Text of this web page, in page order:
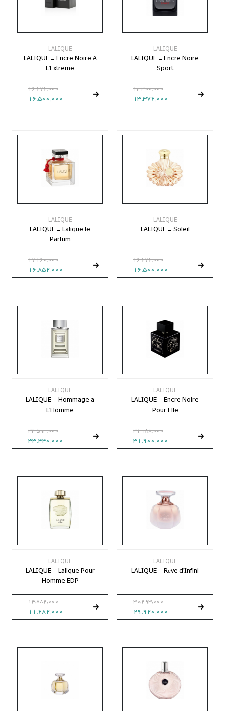
LALIQUE
LALIQUE - Encre Noire
Sport
14,300,000
13,376,000
LALIQUE
LALIQUE - Encre Noire A
L'Extreme
16,676,000
16,500,000
LALIQUE
LALIQUE - Soleil
16,676,000
16,500,000
LALIQUE
LALIQUE - Lalique le
Parfum
17,160,000
16,852,000
LALIQUE
LALIQUE - Encre Noire
Pour Elle
31,988,000
31,900,000
LALIQUE
LALIQUE - Hommage a
L'Homme
33,594,000
33,440,000
LALIQUE
LALIQUE - Rеve d'Infini
30,293,000
29,920,000
LALIQUE
LALIQUE - Lalique Pour
Homme EDP
13,882,000
11,682,000